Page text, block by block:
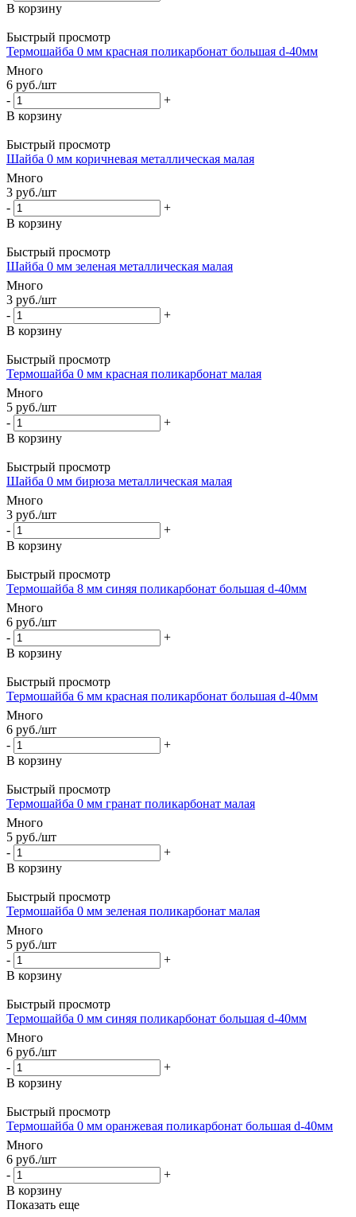
В корзину
Быстрый просмотр
Термошайба 0 мм красная поликарбонат большая d-40мм
Много
6 руб./шт
-
+
В корзину
Быстрый просмотр
Шайба 0 мм коричневая металлическая малая
Много
3 руб./шт
-
+
В корзину
Быстрый просмотр
Шайба 0 мм зеленая металлическая малая
Много
3 руб./шт
-
+
В корзину
Быстрый просмотр
Термошайба 0 мм красная поликарбонат малая
Много
5 руб./шт
-
+
В корзину
Быстрый просмотр
Шайба 0 мм бирюза металлическая малая
Много
3 руб./шт
-
+
В корзину
Быстрый просмотр
Термошайба 8 мм синяя поликарбонат большая d-40мм
Много
6 руб./шт
-
+
В корзину
Быстрый просмотр
Термошайба 6 мм красная поликарбонат большая d-40мм
Много
6 руб./шт
-
+
В корзину
Быстрый просмотр
Термошайба 0 мм гранат поликарбонат малая
Много
5 руб./шт
-
+
В корзину
Быстрый просмотр
Термошайба 0 мм зеленая поликарбонат малая
Много
5 руб./шт
-
+
В корзину
Быстрый просмотр
Термошайба 0 мм синяя поликарбонат большая d-40мм
Много
6 руб./шт
-
+
В корзину
Быстрый просмотр
Термошайба 0 мм оранжевая поликарбонат большая d-40мм
Много
6 руб./шт
-
+
В корзину
Показать еще